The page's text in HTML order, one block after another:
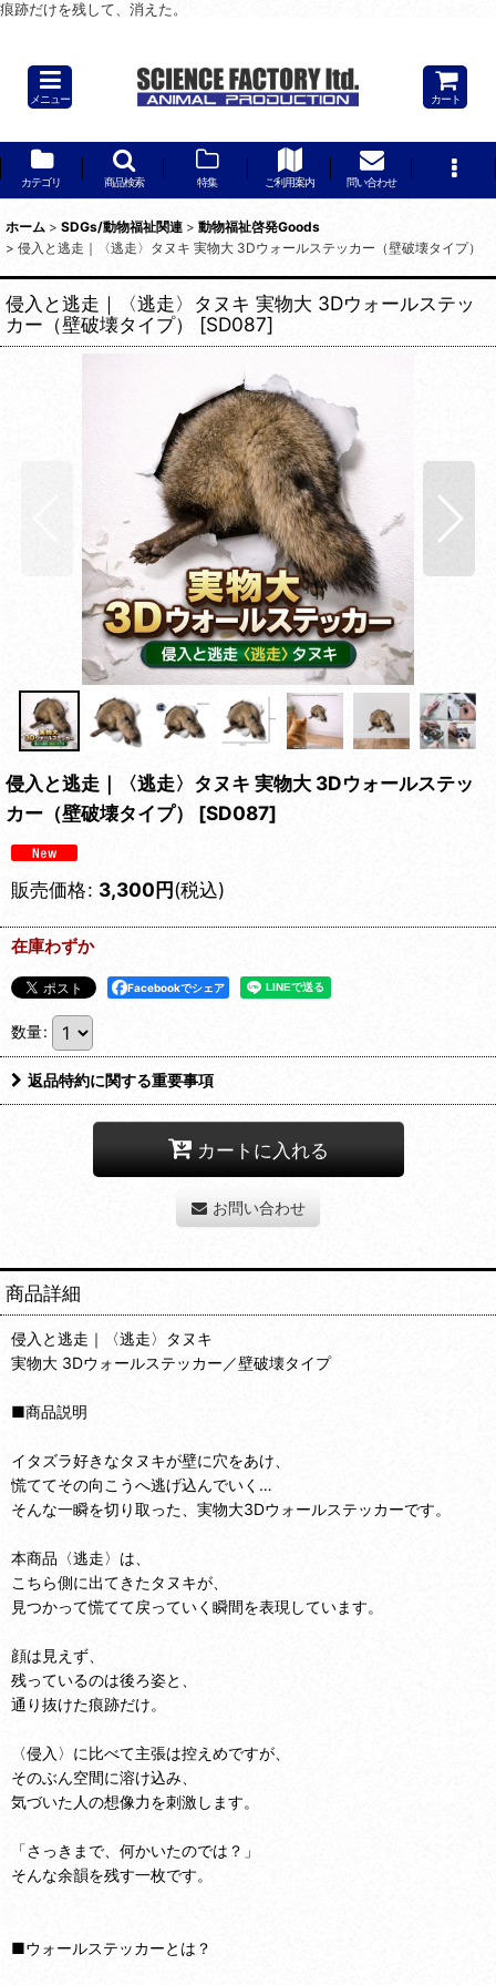
痕跡だけを残して、消えた。
メニュー カート
カテゴリ 商品検索 特集 ご利用案内 問い合わせ
ホーム > SDGs/動物福祉関連 > 動物福祉啓発Goods
> 侵入と逃走｜〈逃走〉タヌキ 実物大 3Dウォールステッカー（壁破壊タイプ）
侵入と逃走｜〈逃走〉タヌキ 実物大 3Dウォールステッ
カー（壁破壊タイプ）
[SD087]
侵入と逃走｜〈逃走〉タヌキ 実物大 3Dウォールステッ
カー（壁破壊タイプ）
[SD087]
販売価格: 3,300円(税込)
在庫わずか
Facebookでシェア
数量:
返品特約に関する重要事項
カートに入れる
お問い合わせ
商品詳細
侵入と逃走｜〈逃走〉タヌキ
実物大 3Dウォールステッカー／壁破壊タイプ
■商品説明
イタズラ好きなタヌキが壁に穴をあけ、
慌ててその向こうへ逃げ込んでいく…
そんな一瞬を切り取った、実物大3Dウォールステッカーです。
本商品〈逃走〉は、
こちら側に出てきたタヌキが、
見つかって慌てて戻っていく瞬間を表現しています。
顔は見えず、
残っているのは後ろ姿と、
通り抜けた痕跡だけ。
〈侵入〉に比べて主張は控えめですが、
そのぶん空間に溶け込み、
気づいた人の想像力を刺激します。
「さっきまで、何かいたのでは？」
そんな余韻を残す一枚です。
■ウォールステッカーとは？